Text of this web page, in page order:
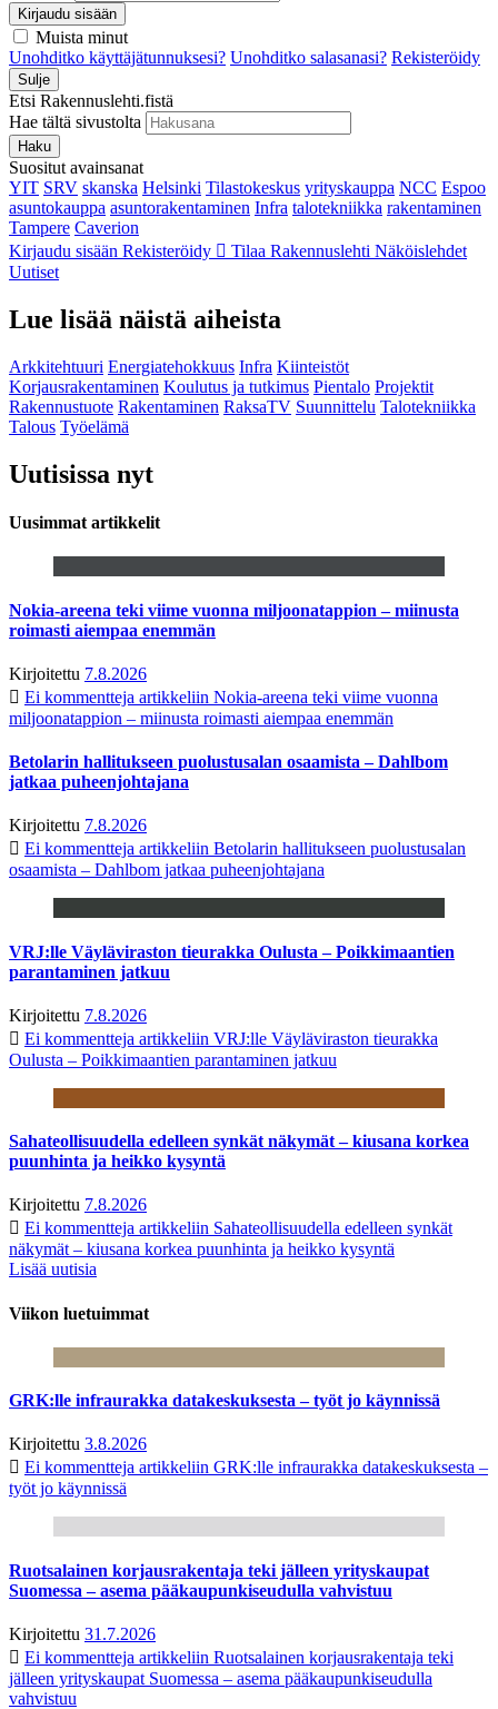
Kirjaudu sisään
Muista minut
Unohditko käyttäjätunnuksesi? Unohditko salasanasi? Rekisteröidy
Sulje
Etsi Rakennuslehti.fistä
Hae tältä sivustolta
Haku
Suositut avainsanat
YIT SRV skanska Helsinki Tilastokeskus yrityskauppa NCC Espoo
asuntokauppa asuntorakentaminen Infra talotekniikka rakentaminen
Tampere Caverion
Kirjaudu sisään Rekisteröidy Tilaa Rakennuslehti Näköislehdet
Uutiset
Lue lisää näistä aiheista
Arkkitehtuuri Energiatehokkuus Infra Kiinteistöt
Korjausrakentaminen Koulutus ja tutkimus Pientalo Projektit
Rakennustuote Rakentaminen RaksaTV Suunnittelu Talotekniikka
Talous Työelämä
Uutisissa nyt
Uusimmat artikkelit
Nokia-areena teki viime vuonna miljoonatappion – miinusta
roimasti aiempaa enemmän
Kirjoitettu 7.8.2026
Ei kommentteja artikkeliin Nokia-areena teki viime vuonna
miljoonatappion – miinusta roimasti aiempaa enemmän
Betolarin hallitukseen puolustusalan osaamista – Dahlbom
jatkaa puheenjohtajana
Kirjoitettu 7.8.2026
Ei kommentteja artikkeliin Betolarin hallitukseen puolustusalan
osaamista – Dahlbom jatkaa puheenjohtajana
VRJ:lle Väyläviraston tieurakka Oulusta – Poikkimaantien
parantaminen jatkuu
Kirjoitettu 7.8.2026
Ei kommentteja artikkeliin VRJ:lle Väyläviraston tieurakka
Oulusta – Poikkimaantien parantaminen jatkuu
Sahateollisuudella edelleen synkät näkymät – kiusana korkea
puunhinta ja heikko kysyntä
Kirjoitettu 7.8.2026
Ei kommentteja artikkeliin Sahateollisuudella edelleen synkät
näkymät – kiusana korkea puunhinta ja heikko kysyntä
Lisää uutisia
Viikon luetuimmat
GRK:lle infraurakka datakeskuksesta – työt jo käynnissä
Kirjoitettu 3.8.2026
Ei kommentteja artikkeliin GRK:lle infraurakka datakeskuksesta –
työt jo käynnissä
Ruotsalainen korjausrakentaja teki jälleen yrityskaupat
Suomessa – asema pääkaupunkiseudulla vahvistuu
Kirjoitettu 31.7.2026
Ei kommentteja artikkeliin Ruotsalainen korjausrakentaja teki
jälleen yrityskaupat Suomessa – asema pääkaupunkiseudulla
vahvistuu